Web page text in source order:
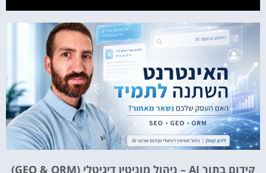
קידום בתוך AI – ניהול מוניטין דיגיטלי (GEO & ORM)